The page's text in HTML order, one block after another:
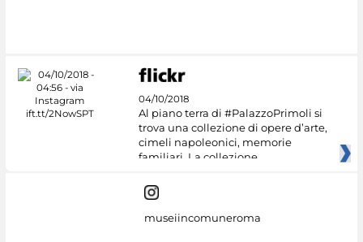
04/10/2018
Al piano terra di #PalazzoPrimoli si
trova una collezione di opere d’arte,
cimeli napoleonici, memorie
familiari. La collezione
museiincomuneroma